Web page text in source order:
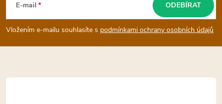
p
a
t
E-mail
Vložením e-mailu souhlasíte s podmínkami ochrany osobních údajů
ODEBÍRAT